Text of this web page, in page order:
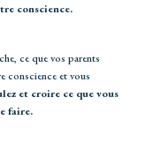
conscience.
ce que vos parents
conscience et vous
et croire ce que vous
faire.